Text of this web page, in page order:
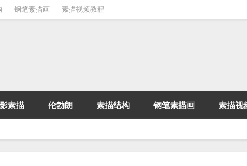
钢笔素描画 素描视频教程
素描 伦勃朗 素描结构 钢笔素描画 素描视